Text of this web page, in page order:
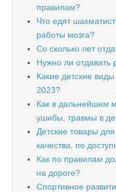
правилам?
Что едят
работы мозга?
Со сколько лет
Нужно ли отдавать
Какие детские
2023?
Как в дальнейшем
ушибы, травмы в
Детские товары
качества, по
Как по правилам
на дороге?
Спортивное